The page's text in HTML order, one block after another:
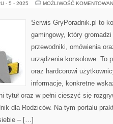
- 5 - 2025 MOŻLIWOŚĆ
Serwis GryPoradnik.pl to
gamingowy, który
przewodniki, omówienia
urządzenia konsolowe. To
oraz hardcorowi
informacje, konkretne
tytuł oraz w pełni cieszyć się
dla Rodziców. Na tym portalu
– […]